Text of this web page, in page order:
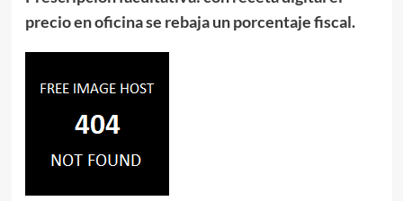
precio en oficinase rebaja un porcentaje fiscal.